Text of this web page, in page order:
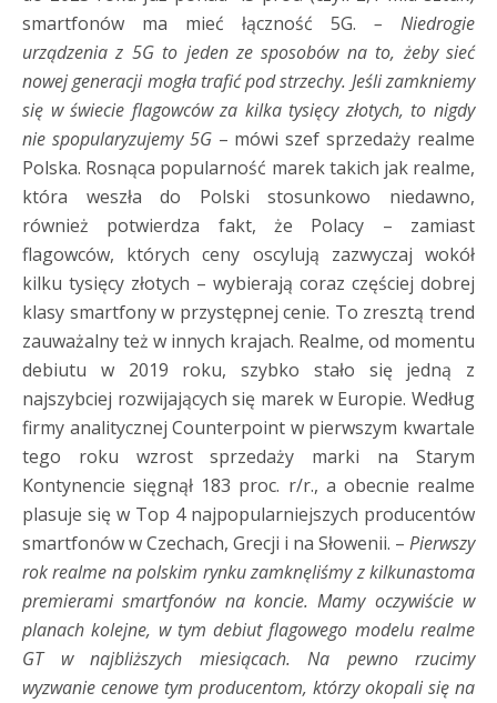
smartfonów ma mieć łączność 5G. – Niedrogie
urządzenia z 5G to jeden ze sposobów na to, żeby sieć
nowej generacji mogła trafić pod strzechy. Jeśli zamkniemy
się w świecie flagowców za kilka tysięcy złotych, to nigdy
nie spopularyzujemy 5G – mówi szef sprzedaży realme
Polska. Rosnąca popularność marek takich jak realme,
która weszła do Polski stosunkowo niedawno,
również potwierdza fakt, że Polacy – zamiast
flagowców, których ceny oscylują zazwyczaj wokół
kilku tysięcy złotych – wybierają coraz częściej dobrej
klasy smartfony w przystępnej cenie. To zresztą trend
zauważalny też w innych krajach. Realme, od momentu
debiutu w 2019 roku, szybko stało się jedną z
najszybciej rozwijających się marek w Europie. Według
firmy analitycznej Counterpoint w pierwszym kwartale
tego roku wzrost sprzedaży marki na Starym
Kontynencie sięgnął 183 proc. r/r., a obecnie realme
plasuje się w Top 4 najpopularniejszych producentów
smartfonów w Czechach, Grecji i na Słowenii. – Pierwszy
rok realme na polskim rynku zamknęliśmy z kilkunastoma
premierami smartfonów na koncie. Mamy oczywiście w
planach kolejne, w tym debiut flagowego modelu realme
GT w najbliższych miesiącach. Na pewno rzucimy
wyzwanie cenowe tym producentom, którzy okopali się na